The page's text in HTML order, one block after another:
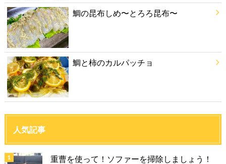
鯛の昆布しめ〜とろろ昆布〜
鯛と柿のカルパッチョ
人気記事
重曹を使って！ソファーを掃除しましょう！